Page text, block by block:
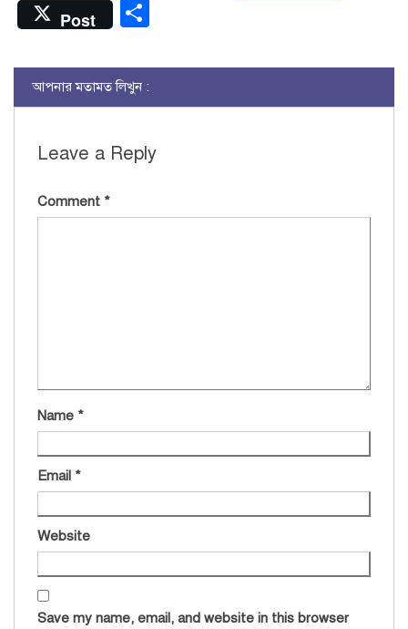
Post
আপনার মতামত লিখুন :
Leave a Reply
Comment *
Name *
Email *
Website
Save my name, email, and website in this browser